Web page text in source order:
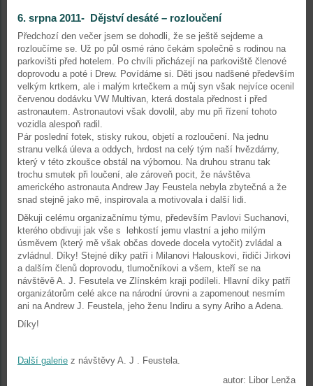
6. srpna 2011- Dějství desáté – rozloučení
Předchozí den večer jsem se dohodli, že se ještě sejdeme a
rozloučíme se. Už po půl osmé ráno čekám společně s rodinou na
parkovišti před hotelem. Po chvíli přicházejí na parkoviště členové
doprovodu a poté i Drew. Povídáme si. Děti jsou nadšené především
velkým krtkem, ale i malým krtečkem a můj syn však nejvíce ocenil
červenou dodávku VW Multivan, která dostala přednost i před
astronautem. Astronautovi však dovolil, aby mu při řízení tohoto
vozidla alespoň radil.
Pár poslední fotek, stisky rukou, objetí a rozloučení. Na jednu
stranu velká úleva a oddych, hrdost na celý tým naší hvězdárny,
který v této zkoušce obstál na výbornou. Na druhou stranu tak
trochu smutek při loučení, ale zároveň pocit, že návštěva
amerického astronauta Andrew Jay Feustela nebyla zbytečná a že
snad stejně jako mě, inspirovala a motivovala i další lidi.
Děkuji celému organizačnímu týmu, především Pavlovi Suchanovi,
kterého obdivuji jak vše s lehkostí jemu vlastní a jeho milým
úsměvem (který mě však občas dovede docela vytočit) zvládal a
zvládnul. Díky! Stejné díky patří i Milanovi Halouskovi, řidiči Jirkovi
a dalším členů doprovodu, tlumočníkovi a všem, kteří se na
návštěvě A. J. Fesutela ve Zlínském kraji podíleli. Hlavní díky patří
organizátorům celé akce na národní úrovni a zapomenout nesmím
ani na Andrew J. Feustela, jeho ženu Indiru a syny Ariho a Adena.
Díky!
Další galerie z návštěvy A. J . Feustela.
autor: Libor Lenža